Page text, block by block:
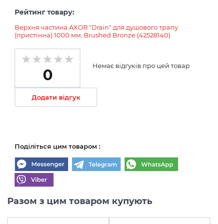
Рейтинг товару:
Верхня частина AXOR "Drain" для душового трапу
(пристінна) 1000 мм, Brushed Bronze (42528140)
0
Немає відгуків про цей товар
Додати відгук
Поділіться цим товаром :
Разом з цим товаром купують